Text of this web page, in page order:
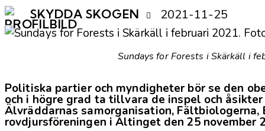
SKYDDA SKOGEN 2021-11-25
Sundays for Forests i Skärkäll i
Politiska partier och myndigheter bör se den
och i högre grad ta tillvara de inspel och
Älvräddarnas samorganisation, Fältbiologerna,
rovdjursföreningen i Altinget den 25 november